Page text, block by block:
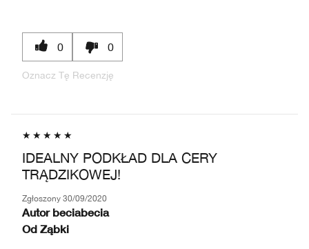
0 0
Oznacz Tę Recenzję
IDEALNY PODKŁAD DLA CERY
TRĄDZIKOWEJ!
Zgłoszony 30/09/2020
Autor beciabecia
Od Ząbki